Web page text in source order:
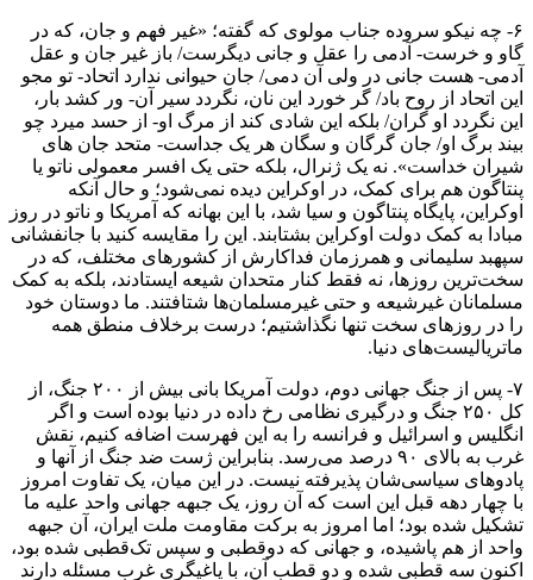
۶- چه نیکو سروده جناب مولوی که گفته؛ «غیر فهم و جان، که در
گاو و خرست- آدمی را عقل و جانی دیگرست/ باز غیر جان و عقل
آدمی- هست جانی در ولی آن دمی/ جان حیوانی ندارد اتحاد- تو مجو
این اتحاد از روح باد/ گر خورد این نان، نگردد سیر آن- ور کشد بار،
این نگردد او گران/ بلکه این شادی کند از مرگ او- از حسد میرد چو
بیند برگ او/ جان گرگان و سگان هر یک جداست- متحد جان های
شیران خداست». نه یک ژنرال، بلکه حتی یک افسر معمولی ناتو یا
پنتاگون هم برای کمک، در اوکراین دیده نمی‌شود؛ و حال آنکه
اوکراین، پایگاه پنتاگون و سیا شد، با این بهانه که آمریکا و ناتو در روز
مبادا به کمک دولت اوکراین بشتابند. این را مقایسه کنید با جانفشانی
سپهبد سلیمانی و همرزمان فداکارش از کشورهای مختلف، که در
سخت‌ترین روزها، نه فقط کنار متحدان شیعه ایستادند، بلکه به کمک
مسلمانان غیرشیعه و حتی غیرمسلمان‌ها شتافتند. ما دوستان خود
را در روزهای سخت تنها نگذاشتیم؛ درست برخلاف منطق همه
ماتریالیست‌های دنیا.
۷- پس از جنگ جهانی دوم، دولت آمریکا بانی بیش از ۲۰۰ جنگ، از
کل ۲۵۰ جنگ و درگیری نظامی رخ داده در دنیا بوده است و اگر
انگلیس و اسرائیل و فرانسه را به این فهرست اضافه کنیم، نقش
غرب به بالای ۹۰ درصد می‌رسد. بنابراین ژست ضد جنگ از آنها و
پادوهای سیاسی‌شان پذیرفته نیست. در این میان، یک تفاوت امروز
با چهار دهه قبل این است که آن روز، یک جبهه جهانی واحد علیه ما
تشکیل شده بود؛ اما امروز به برکت مقاومت ملت ایران، آن جبهه
واحد از هم پاشیده، و جهانی که دوقطبی و سپس تک‌قطبی شده بود،
اکنون سه قطبی شده و دو قطب آن، با یاغیگری غرب مسئله دارند